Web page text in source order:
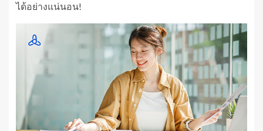
ได้อย่างแน่นอน!